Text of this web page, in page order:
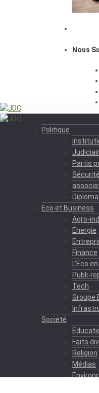
Nous
Politique
Partis
Sécurité
Eco et Business
Agro-
Energie
Finance
L’Eco
Publi-
Tech
Groupe
Société
Faits
Religion
Médias